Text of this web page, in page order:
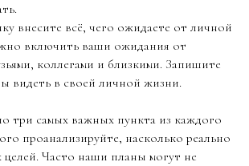
внесите всё, чего ожидаете от личной
включить ваши ожидания от
коллегами и близкими. Запишите
видеть в своей личной жизни.
три самых важных пункта из каждого
проанализируйте, насколько реально
Часто наши планы могут не